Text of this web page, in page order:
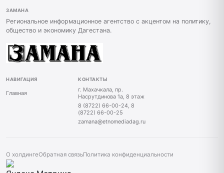
ЗАМАНА
Региональное информационное агентство с акцентом на политику,
общество и экономику Дагестана.
НАВИГАЦИЯ
Главная
КОНТАКТЫ
г. Махачкала, пр.
Насрутдинова 1а, 8 этаж
8 (8722) 66-00-24, 8
(8722) 66-00-25
zamana@etnomediadag.ru
О холдингеОбратная связьПолитика конфиденциальности